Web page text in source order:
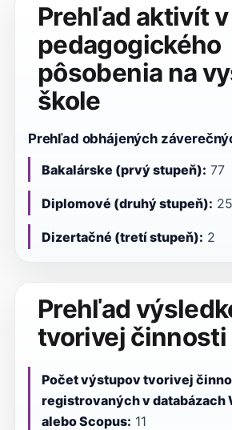
Prehľad aktivít
pedagogického
pôsobenia na
škole
Prehľad obhájených
Bakalárske (prvý stupeň): 77
Diplomové (druhý stupeň):
Dizertačné (tretí stupeň): 2
Prehľad
tvorivej činnosti
Počet výstupov tvorivej
registrovaných v databázach
alebo Scopus: 11